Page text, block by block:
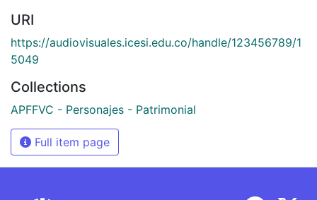
URI
https://audiovisuales.icesi.edu.co/handle/123456789/1
5049
Collections
APFFVC - Personajes - Patrimonial
Full item page